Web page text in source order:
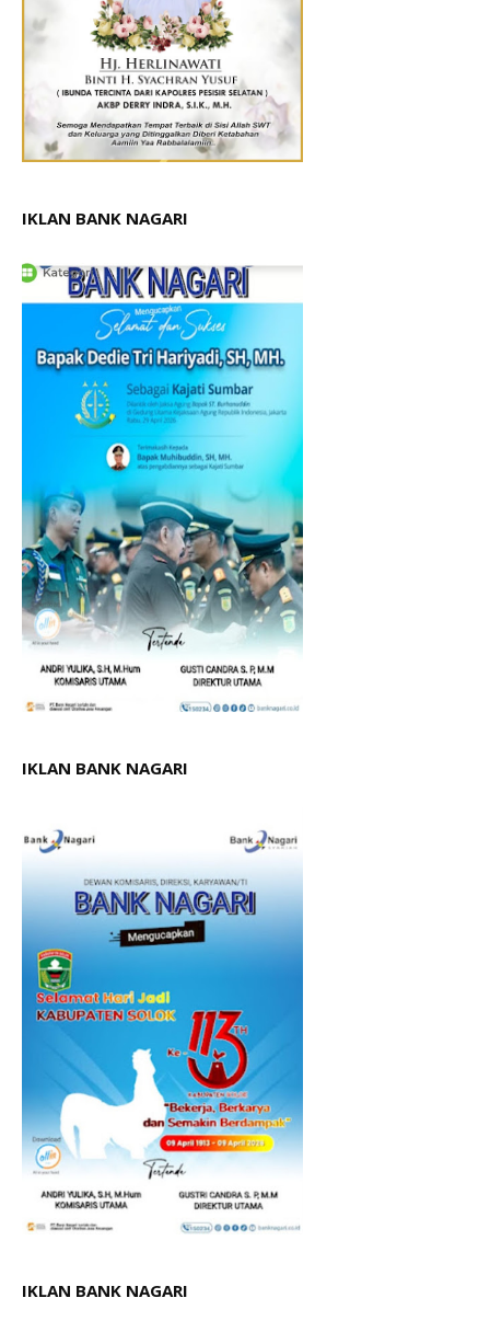
IKLAN BANK NAGARI
IKLAN BANK NAGARI
IKLAN BANK NAGARI